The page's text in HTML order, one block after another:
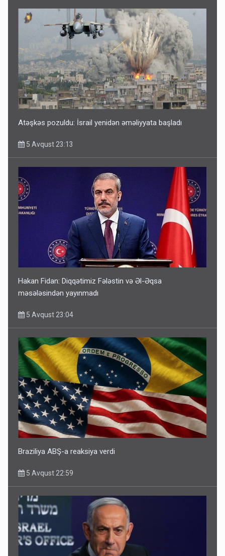
Atəşkəs pozuldu: İsrail yenidən əməliyyata başladı
5 Avqust 23:13
Hakan Fidan: Diqqətimiz Fələstin və Əl-Əqsa
məsələsindən yayınmadı
5 Avqust 23:04
Braziliya ABŞ-a reaksiya verdi
5 Avqust 22:59